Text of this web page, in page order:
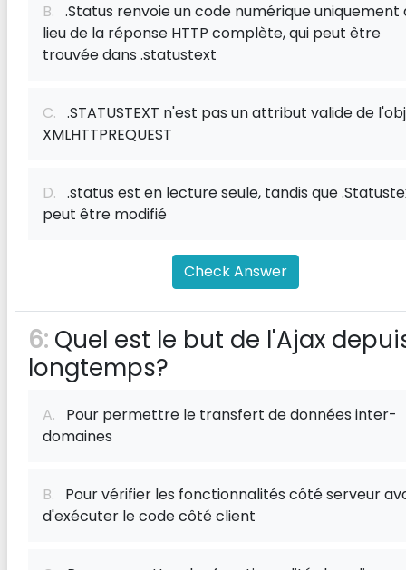
B. .Status renvoie un code numérique uniquement
lieu de la réponse HTTP complète, qui peut être
trouvée dans .statustext
C. .STATUSTEXT n'est pas un attribut valide de
XMLHTTPREQUEST
D. .status est en lecture seule, tandis que
peut être modifié
Check Answer
6: Quel est le but de l'Ajax
longtemps?
A. Pour permettre le transfert de données inter-
domaines
B. Pour vérifier les fonctionnalités côté serveur
d'exécuter le code côté client